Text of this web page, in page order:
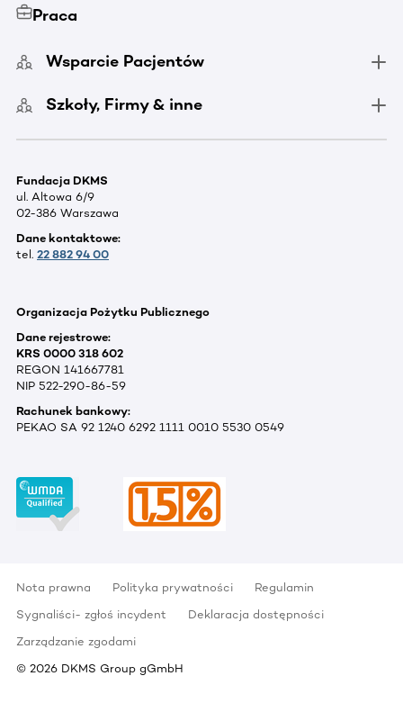
Praca
Wsparcie Pacjentów
Szkoły, Firmy & inne
Fundacja DKMS
ul. Altowa 6/9
02-386 Warszawa
Dane kontaktowe:
tel. 22 882 94 00
Organizacja Pożytku Publicznego
Dane rejestrowe:
KRS 0000 318 602
REGON 141667781
NIP 522-290-86-59
Rachunek bankowy:
PEKAO SA 92 1240 6292 1111 0010 5530 0549
Nota prawna Polityka prywatności
Regulamin
Sygnaliści- zgłoś incydent
Deklaracja dostępności
Zarządzanie zgodami
© 2026 DKMS Group gGmbH